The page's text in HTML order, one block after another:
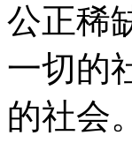
公正稀
一切的
的社会